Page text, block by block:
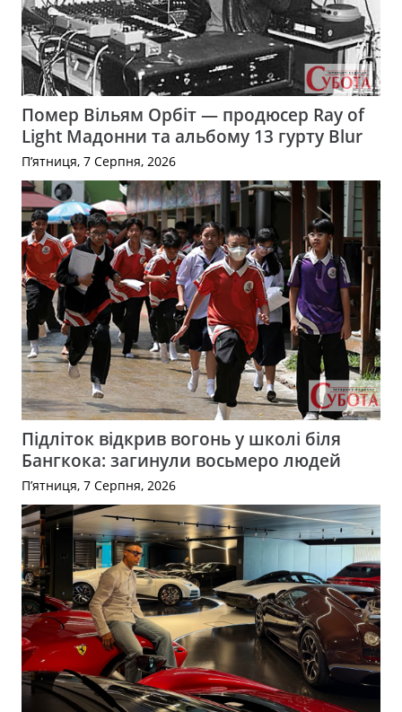
Помер Вільям Орбіт — продюсер Ray of
Light Мадонни та альбому 13 гурту Blur
П’ятниця, 7 Серпня, 2026
Підліток відкрив вогонь у школі біля
Бангкока: загинули восьмеро людей
П’ятниця, 7 Серпня, 2026